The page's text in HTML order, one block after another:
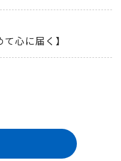
心に届く】